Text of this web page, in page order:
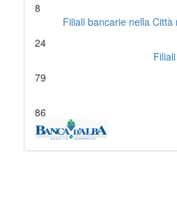
8
Filiali bancarie nella
24
79
86